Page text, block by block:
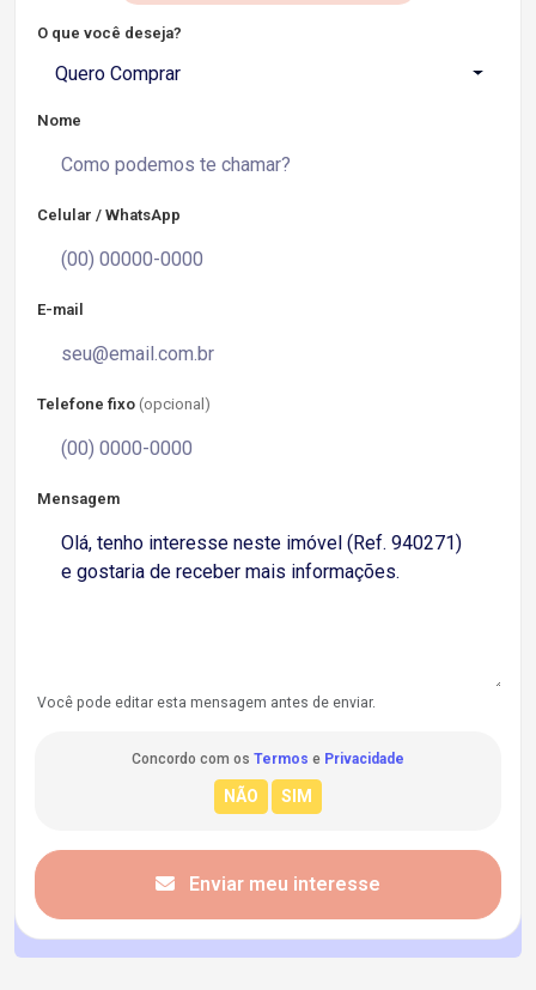
O que você deseja?
Quero Comprar
Nome
Celular / WhatsApp
E-mail
Telefone fixo (opcional)
Mensagem
Você pode editar esta mensagem antes de enviar.
Concordo com os Termos e Privacidade
Enviar meu interesse